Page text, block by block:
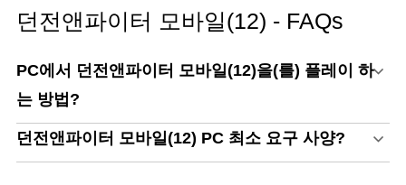
던전앤파이터 모바일(12) - FAQs
PC에서 던전앤파이터 모바일(12)을(를) 플레이 하
는 방법?
던전앤파이터 모바일(12) PC 최소 요구 사양?